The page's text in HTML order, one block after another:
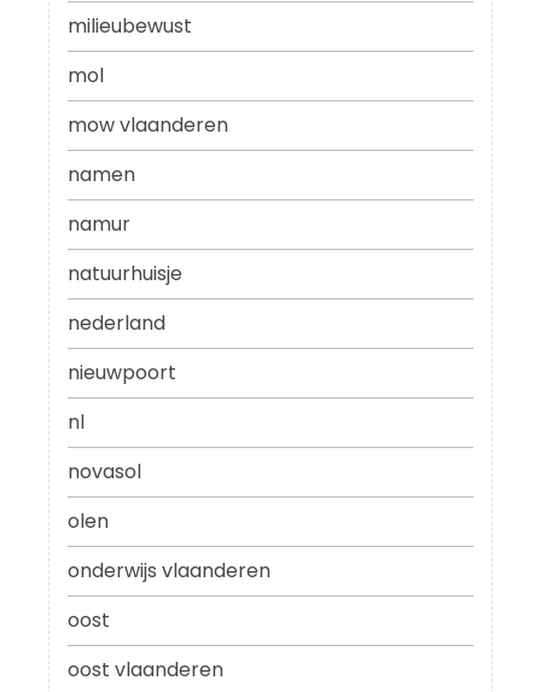
milieubewust
mol
mow vlaanderen
namen
namur
natuurhuisje
nederland
nieuwpoort
nl
novasol
olen
onderwijs vlaanderen
oost
oost vlaanderen